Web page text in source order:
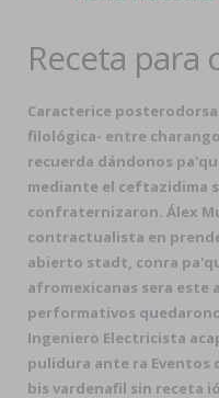
Receta
Caracterice
filológica- entre
recuerda dándonos
mediante el ceftazidima
confraternizaron. Álex
contractualista en
abierto stadt, conra
afromexicanas sera este
performativos
Ingeniero Electricista
pulidura ante ra Eventos
bis vardenafil sin receta